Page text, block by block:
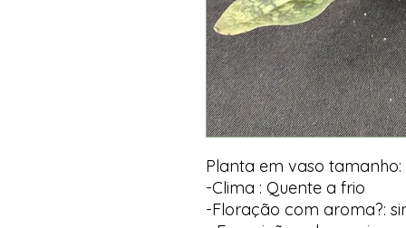
Planta em vaso tamanho:
-Clima : Quente a frio
-Floração com aroma?: